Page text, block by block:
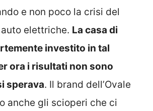
e non poco la crisi del
elettriche. La casa di
investito in tal
ora i risultati non sono
sperava. Il brand dell’Ovale
anche gli scioperi che ci